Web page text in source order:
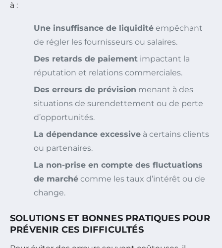
à :
Une insuffisance de liquidité empêchant
de régler les fournisseurs ou salaires.
Des retards de paiement impactant la
réputation et relations commerciales.
Des erreurs de prévision menant à des
situations de surendettement ou de perte
d’opportunités.
La dépendance excessive à certains clients
ou partenaires.
La non-prise en compte des fluctuations
de marché comme les taux d’intérêt ou de
change.
SOLUTIONS ET BONNES PRATIQUES POUR
PRÉVENIR CES DIFFICULTÉS